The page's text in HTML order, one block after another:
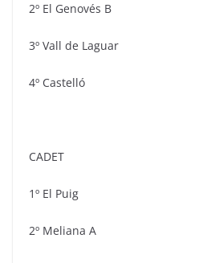
2º El Genovés B
3º Vall de Laguar
4º Castelló
CADET
1º El Puig
2º Meliana A